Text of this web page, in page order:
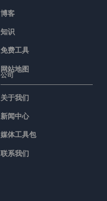
博客
知识
免费工具
网站地图
公司
关于我们
新闻中心
媒体工具包
联系我们